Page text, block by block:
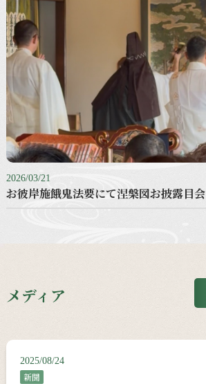
2026/03/21
お彼岸施餓鬼法要にて涅槃図お披露目会
メディア
2025/08/24
新聞